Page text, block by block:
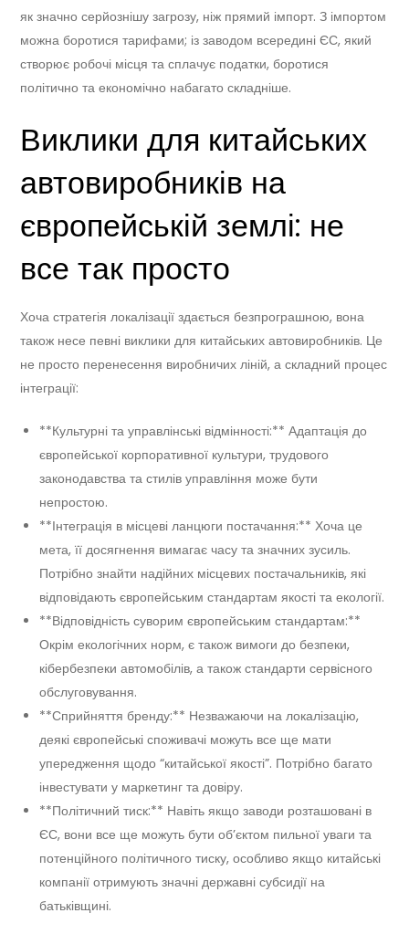
як значно серйознішу загрозу, ніж прямий імпорт. З імпортом
можна боротися тарифами; із заводом всередині ЄС, який
створює робочі місця та сплачує податки, боротися
політично та економічно набагато складніше.
Виклики для китайських
автовиробників на
європейській землі: не
все так просто
Хоча стратегія локалізації здається безпрограшною, вона
також несе певні виклики для китайських автовиробників. Це
не просто перенесення виробничих ліній, а складний процес
інтеграції:
**Культурні та управлінські відмінності:** Адаптація до
європейської корпоративної культури, трудового
законодавства та стилів управління може бути
непростою.
**Інтеграція в місцеві ланцюги постачання:** Хоча це
мета, її досягнення вимагає часу та значних зусиль.
Потрібно знайти надійних місцевих постачальників, які
відповідають європейським стандартам якості та екології.
**Відповідність суворим європейським стандартам:**
Окрім екологічних норм, є також вимоги до безпеки,
кібербезпеки автомобілів, а також стандарти сервісного
обслуговування.
**Сприйняття бренду:** Незважаючи на локалізацію,
деякі європейські споживачі можуть все ще мати
упередження щодо “китайської якості”. Потрібно багато
інвестувати у маркетинг та довіру.
**Політичний тиск:** Навіть якщо заводи розташовані в
ЄС, вони все ще можуть бути об’єктом пильної уваги та
потенційного політичного тиску, особливо якщо китайські
компанії отримують значні державні субсидії на
батьківщині.